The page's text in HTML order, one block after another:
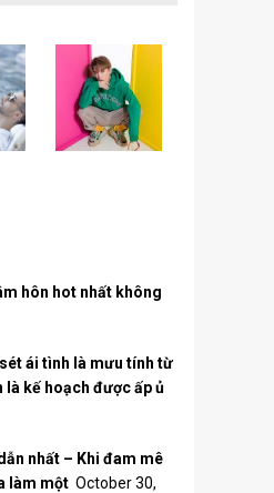
hôn hot nhất không
ái tình là mưu tính từ
là kế hoạch được ấp ủ
nhất – Khi đam mê
làm một October 30,